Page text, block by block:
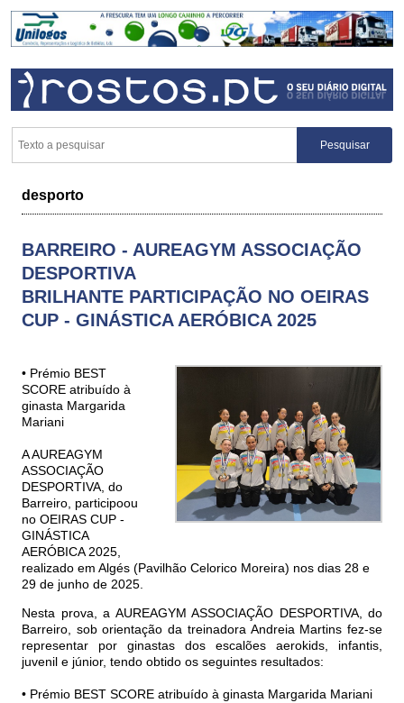
desporto
BARREIRO - AUREAGYM ASSOCIAÇÃO
DESPORTIVA
BRILHANTE PARTICIPAÇÃO NO OEIRAS
CUP - GINÁSTICA AERÓBICA 2025
• Prémio BEST
SCORE atribuído à
ginasta Margarida
Mariani
A AUREAGYM
ASSOCIAÇÃO
DESPORTIVA, do
Barreiro, participoou
no OEIRAS CUP -
GINÁSTICA
AERÓBICA 2025,
realizado em Algés (Pavilhão Celorico Moreira) nos dias 28 e
29 de junho de 2025.
Nesta prova, a AUREAGYM ASSOCIAÇÃO DESPORTIVA, do
Barreiro, sob orientação da treinadora Andreia Martins fez-se
representar por ginastas dos escalões aerokids, infantis,
juvenil e júnior, tendo obtido os seguintes resultados:
• Prémio BEST SCORE atribuído à ginasta Margarida Mariani